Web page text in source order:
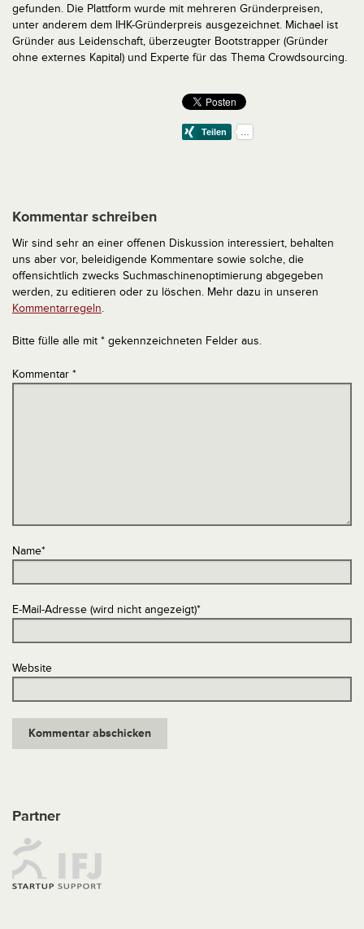
gefunden. Die Plattform wurde mit mehreren Gründerpreisen,
unter anderem dem IHK­-Gründerpreis ausgezeichnet. Michael ist
Gründer aus Leidenschaft, überzeugter Bootstrapper (Gründer
ohne externes Kapital) und Experte für das Thema Crowdsourcing.
Kommentar schreiben
Wir sind sehr an einer offenen Diskussion interessiert, behalten
uns aber vor, beleidigende Kommentare sowie solche, die
offensichtlich zwecks Suchmaschinenoptimierung abgegeben
werden, zu editieren oder zu löschen. Mehr dazu in unseren
Kommentarregeln.
Bitte fülle alle mit * gekennzeichneten Felder aus.
Kommentar *
Name*
E-Mail-Adresse (wird nicht angezeigt)*
Website
Partner